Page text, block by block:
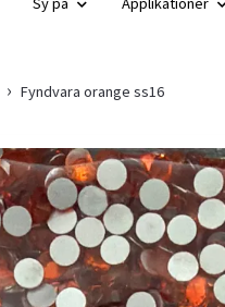
Fyndvara orange ss16